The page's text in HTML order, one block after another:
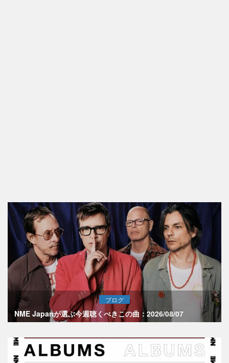
ブログ
NME Japanが選ぶ今週聴くべきこの曲：2026/08/07